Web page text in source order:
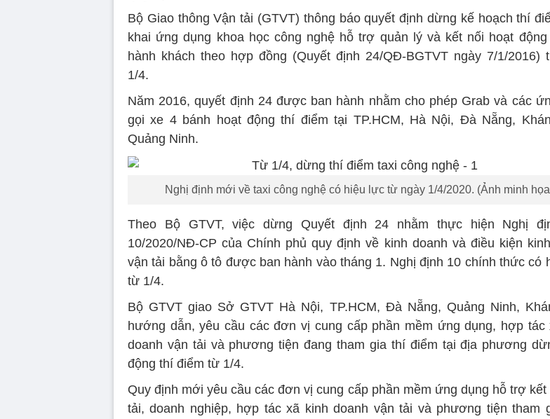
Bộ Giao thông Vận tải (GTVT) thông báo quyết định dừng kế hoạch thí
khai ứng dụng khoa học công nghệ hỗ trợ quản lý và kết nối hoạt động
hành khách theo hợp đồng (Quyết định 24/QĐ-BGTVT ngày 7/1/2016)
1/4.
Năm 2016, quyết định 24 được ban hành nhằm cho phép Grab và các
gọi xe 4 bánh hoạt động thí điểm tại TP.HCM, Hà Nội, Đà Nẵng,
Quảng Ninh.
Nghị định mới về taxi công nghệ có hiệu lực từ ngày 1/4/2020. (Ảnh minh
Theo Bộ GTVT, việc dừng Quyết định 24 nhằm thực hiện Nghị
10/2020/NĐ-CP của Chính phủ quy định về kinh doanh và điều kiện
vận tải bằng ô tô được ban hành vào tháng 1. Nghị định 10 chính thức có
từ 1/4.
Bộ GTVT giao Sở GTVT Hà Nội, TP.HCM, Đà Nẵng, Quảng Ninh,
hướng dẫn, yêu cầu các đơn vị cung cấp phần mềm ứng dụng, hợp tác
doanh vận tải và phương tiện đang tham gia thí điểm tại địa phương
động thí điểm từ 1/4.
Quy định mới yêu cầu các đơn vị cung cấp phần mềm ứng dụng hỗ trợ kết
tải, doanh nghiệp, hợp tác xã kinh doanh vận tải và phương tiện tham